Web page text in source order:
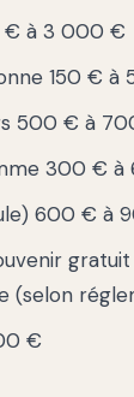
€ à 3 000 €
150 € à
500 € à
300 €
600 € à
(selon
€